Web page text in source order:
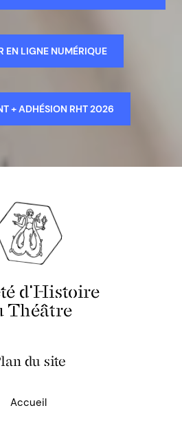
EN LIGNE NUMÉRIQUE
+ ADHÉSION RHT 2026
d'Histoire
Théâtre
du site
Accueil